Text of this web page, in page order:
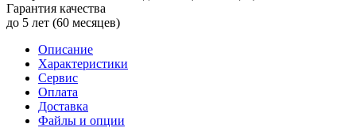
Гарантия качества
до 5 лет (60 месяцев)
Описание
Характеристики
Сервис
Оплата
Доставка
Файлы и опции